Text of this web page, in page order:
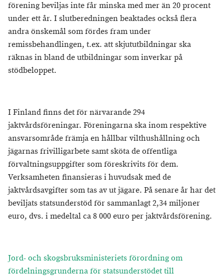
förening beviljas inte får minska med mer än 20 procent
under ett år. I slutberedningen beaktades också flera
andra önskemål som fördes fram under
remissbehandlingen, t.ex. att skjututbildningar ska
räknas in bland de utbildningar som inverkar på
stödbeloppet.
I Finland finns det för närvarande 294
jaktvårdsföreningar. Föreningarna ska inom respektive
ansvarsområde främja en hållbar vilthushållning och
jägarnas frivilligarbete samt sköta de offentliga
förvaltningsuppgifter som föreskrivits för dem.
Verksamheten finansieras i huvudsak med de
jaktvårdsavgifter som tas av ut jägare. På senare år har det
beviljats statsunderstöd för sammanlagt 2,34 miljoner
euro, dvs. i medeltal ca 8 000 euro per jaktvårdsförening.
Jord- och skogsbruksministeriets förordning om
fördelningsgrunderna för statsunderstödet till